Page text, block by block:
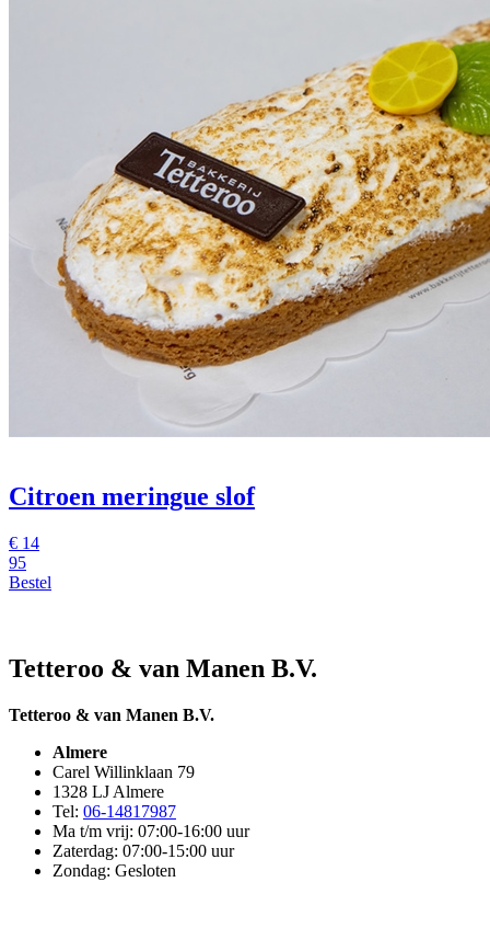
Citroen meringue slof
€ 14
95
Bestel
Tetteroo & van Manen B.V.
Tetteroo & van Manen B.V.
Almere
Carel Willinklaan 79
1328 LJ Almere
Tel: 06-14817987
Ma t/m vrij: 07:00-16:00 uur
Zaterdag: 07:00-15:00 uur
Zondag: Gesloten